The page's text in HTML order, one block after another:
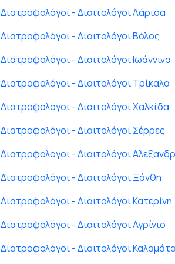
Διατροφολόγοι - Διαιτολόγοι Λάρισα
Διατροφολόγοι - Διαιτολόγοι Βόλος
Διατροφολόγοι - Διαιτολόγοι Ιωάννινα
Διατροφολόγοι - Διαιτολόγοι Τρίκαλα
Διατροφολόγοι - Διαιτολόγοι Χαλκίδα
Διατροφολόγοι - Διαιτολόγοι Σέρρες
Διατροφολόγοι - Διαιτολόγοι
Διατροφολόγοι - Διαιτολόγοι Ξάνθη
Διατροφολόγοι - Διαιτολόγοι Κατερίνη
Διατροφολόγοι - Διαιτολόγοι Αγρίνιο
Διατροφολόγοι - Διαιτολόγοι Καλαμάτα